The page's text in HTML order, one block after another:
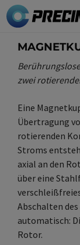
Direkt
zum
zwei
Eine
Übertragung
rotierenden
Stroms
axial an den
über eine
Abschalten
automatisch:
Rotor.